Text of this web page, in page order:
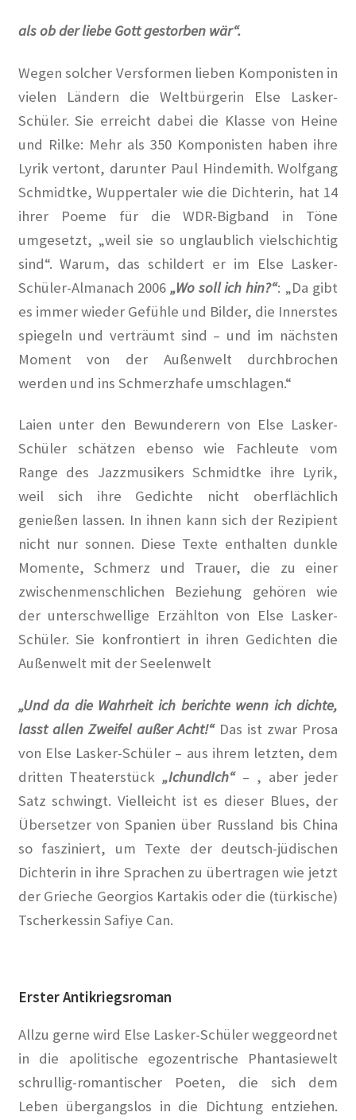
Erinnerungen
Bauhaus
Der Künstlerfriedhof Berlin-Friedenau
Drei Generationen Familie Rickelt
Erinnerung an den Widerstand in Wilmersdorf
Erinnerung und Mahnung zugleich – Otto Wels
Les Milles: Vom Internierungslager zur Gedenkstätte
Fragen an KüKo
Gästebuch
Gedenken an Alwin Schütze
Gedenken an Dinah Nelken – Schriftstellerin,
Journalistin und Widerstandskämpferin
Gedenken an Hans Meyer-Hanno
Gedenken an Holger Münzer
Gedenken an Silja Lésny
Mahnmal für die politisch Verfolgten auf dem Ludwig-
Barnay-Platz
Walter Hasenclever
Grundsteinlegung
Impressionen
als ob der liebe Gott gestorben wär“.
Wegen solcher Versformen lieben Komponisten in
vielen Ländern die Weltbürgerin Else Lasker-
Schüler. Sie erreicht dabei die Klasse von Heine
und Rilke: Mehr als 350 Komponisten haben ihre
Lyrik vertont, darunter Paul Hindemith. Wolfgang
Schmidtke, Wuppertaler wie die Dichterin, hat 14
ihrer Poeme für die WDR-Bigband in Töne
umgesetzt, „weil sie so unglaublich vielschichtig
sind“. Warum, das schildert er im Else Lasker-
Schüler-Almanach 2006 „Wo soll ich hin?“: „Da gibt
es immer wieder Gefühle und Bilder, die Innerstes
spiegeln und verträumt sind – und im nächsten
Moment von der Außenwelt durchbrochen
werden und ins Schmerzhafe umschlagen.“
Laien unter den Bewunderern von Else Lasker-
Schüler schätzen ebenso wie Fachleute vom
Range des Jazzmusikers Schmidtke ihre Lyrik,
weil sich ihre Gedichte nicht oberflächlich
genießen lassen. In ihnen kann sich der Rezipient
nicht nur sonnen. Diese Texte enthalten dunkle
Momente, Schmerz und Trauer, die zu einer
zwischenmenschlichen Beziehung gehören wie
der unterschwellige Erzählton von Else Lasker-
Schüler. Sie konfrontiert in ihren Gedichten die
Außenwelt mit der Seelenwelt
„Und da die Wahrheit ich berichte wenn ich dichte,
lasst allen Zweifel außer Acht!“Das ist zwar Prosa
von Else Lasker-Schüler – aus ihrem letzten, dem
dritten Theaterstück„IchundIch“– , aber jeder
Satz schwingt. Vielleicht ist es dieser Blues, der
Übersetzer von Spanien über Russland bis China
so fasziniert, um Texte der deutsch-jüdischen
Dichterin in ihre Sprachen zu übertragen wie jetzt
der Grieche Georgios Kartakis oder die (türkische)
Tscherkessin Safiye Can.
Erster Antikriegsroman
Allzu gerne wird Else Lasker-Schüler weggeordnet
in die apolitische egozentrische Phantasiewelt
schrullig-romantischer Poeten, die sich dem
Leben übergangslos in die Dichtung entziehen.